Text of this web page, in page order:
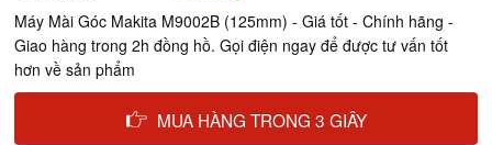
Máy Mài Góc Makita M9002B (125mm) - Giá tốt - Chính hãng -
Giao hàng trong 2h đồng hồ. Gọi điện ngay để được tư vấn tốt
hơn về sản phẩm
MUA HÀNG TRONG 3 GIÂY